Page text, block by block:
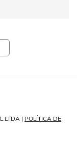
LTDA | POLÍTICA DE